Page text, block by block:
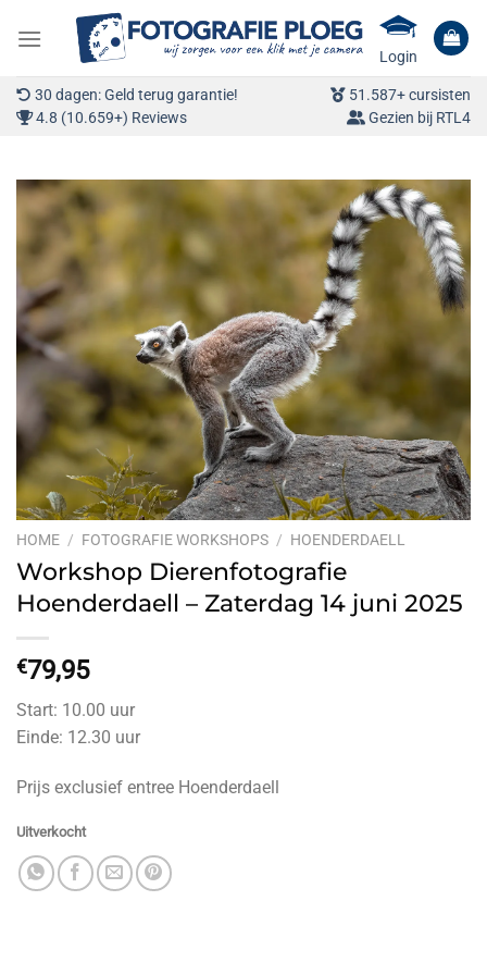
naar
Login
30 dagen: Geld terug garantie!
51.587+ cursisten
4.8 (10.659+) Reviews
Gezien bij RTL4
HOME / FOTOGRAFIE WORKSHOPS / HOENDERDAELL
Workshop Dierenfotografie
Hoenderdaell – Zaterdag 14 juni 2025
€79,95
Start: 10.00 uur
Einde: 12.30 uur
Prijs exclusief entree Hoenderdaell
Uitverkocht